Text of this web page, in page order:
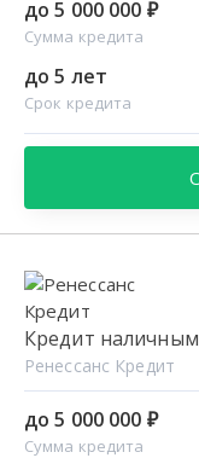
до 5 000 000 ₽
Сумма кредита
до 5 лет
Срок кредита
Кредит
Ренессанс Кредит
до 5 000 000 ₽
Сумма кредита